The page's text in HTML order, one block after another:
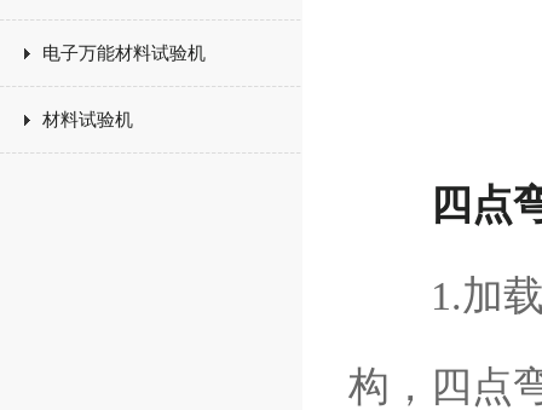
电子万能材料试验机
材料试验机
四点
1.加载
构，四点